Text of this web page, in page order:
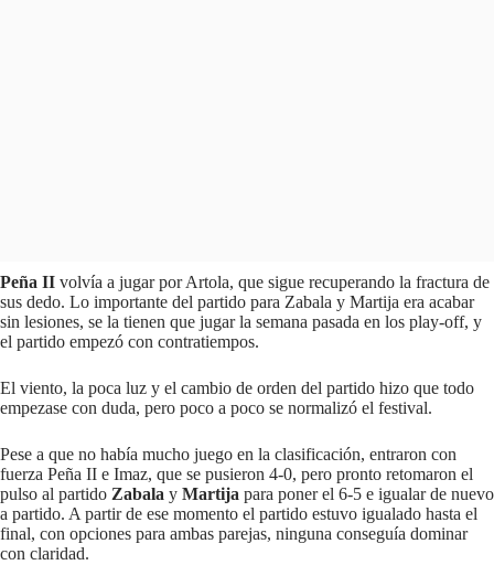
Peña II volvía a jugar por Artola, que sigue recuperando la fractura de
sus dedo. Lo importante del partido para Zabala y Martija era acabar
sin lesiones, se la tienen que jugar la semana pasada en los play-off, y
el partido empezó con contratiempos.
El viento, la poca luz y el cambio de orden del partido hizo que todo
empezase con duda, pero poco a poco se normalizó el festival.
Pese a que no había mucho juego en la clasificación, entraron con
fuerza Peña II e Imaz, que se pusieron 4-0, pero pronto retomaron el
pulso al partido Zabala y Martija para poner el 6-5 e igualar de nuevo
a partido. A partir de ese momento el partido estuvo igualado hasta el
final, con opciones para ambas parejas, ninguna conseguía dominar
con claridad.